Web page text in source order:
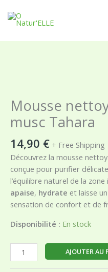
contenu
Mousse
musc Tahara
14,90 € + Free Shipping
Découvrez la mousse
conçue pour purifier
l’équilibre naturel de la
apaise, hydrate et laisse un
sensation de confort et de
Disponibilité : En stock
Mousse
nettoyante
intime
musc
Tahara
AJOUTER AU